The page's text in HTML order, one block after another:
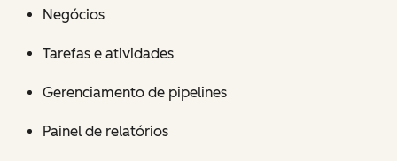
Negócios
Tarefas e atividades
Gerenciamento de pipelines
Painel de relatórios